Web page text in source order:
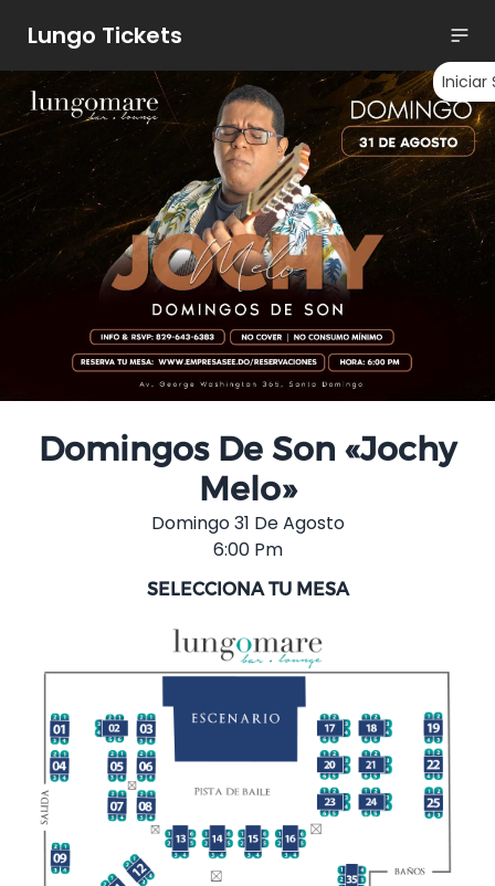
Lungo Tickets
Iniciar
Domingos De Son «Jochy
Melo»
Domingo 31 De Agosto
6:00 Pm
SELECCIONA TU MESA